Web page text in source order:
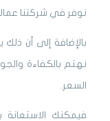
نوفر في شركتنا
بالإضافة إلى أن
نهتم بالكفاءة
السعر.
فيمكنك